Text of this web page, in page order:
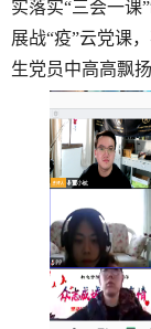
实落实“三会一课
展战“疫”云党课
生党员中高高飘扬